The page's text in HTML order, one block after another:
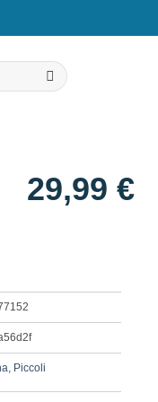
29,99 €
Piccoli